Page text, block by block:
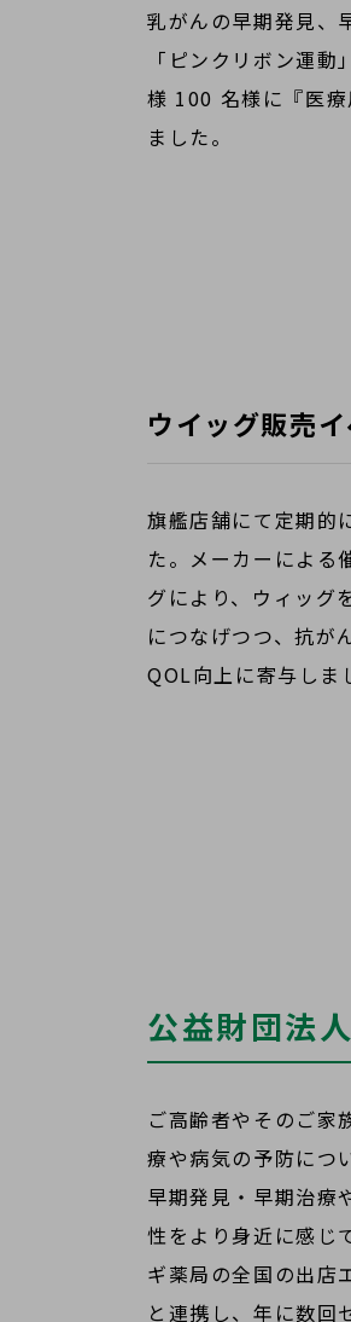
乳がんの早期発見、
「ピンクリボン運
様 100 名様に『医
ました。
ウイッグ販売
旗艦店舗にて定期的
た。メーカーによる
グにより、ウィッグ
につなげつつ、抗が
QOL向上に寄与しま
公益財団法
ご高齢者やそのご家
療や病気の予防につ
早期発見・早期治療
性をより身近に感じ
ギ薬局の全国の出店
と連携し、年に数回